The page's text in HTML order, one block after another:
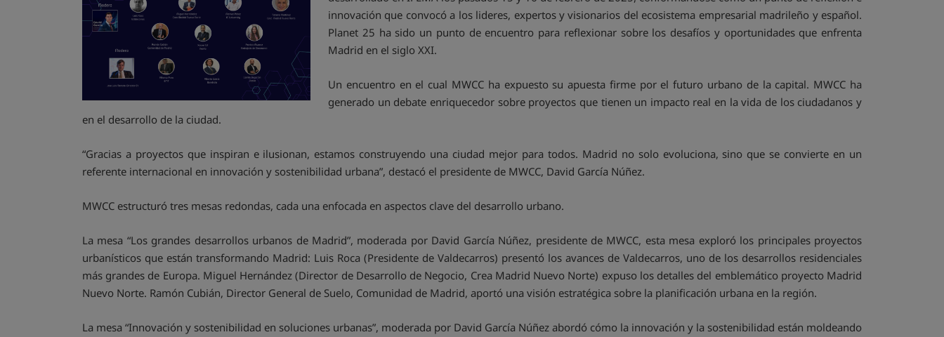
innovación que convocó a los lideres, expertos y visionarios del ecosistema empresarial madrileño y español.
Planet 25 ha sido un punto de encuentro para reflexionar sobre los desafíos y oportunidades que enfrenta
Madrid en el siglo XXI.
Un encuentro en el cual MWCC ha expuesto su apuesta firme por el futuro urbano de la capital. MWCC ha
generado un debate enriquecedor sobre proyectos que tienen un impacto real en la vida de los ciudadanos y
en el desarrollo de la ciudad.
“Gracias a proyectos que inspiran e ilusionan, estamos construyendo una ciudad mejor para todos. Madrid no solo evoluciona, sino que se convierte en un
referente internacional en innovación y sostenibilidad urbana”, destacó el presidente de MWCC, David García Núñez.
MWCC estructuró tres mesas redondas, cada una enfocada en aspectos clave del desarrollo urbano.
La mesa “Los grandes desarrollos urbanos de Madrid”, moderada por David García Núñez, presidente de MWCC, esta mesa exploró los principales proyectos
urbanísticos que están transformando Madrid: Luis Roca (Presidente de Valdecarros) presentó los avances de Valdecarros, uno de los desarrollos residenciales
más grandes de Europa. Miguel Hernández (Director de Desarrollo de Negocio, Crea Madrid Nuevo Norte) expuso los detalles del emblemático proyecto Madrid
Nuevo Norte. Ramón Cubián, Director General de Suelo, Comunidad de Madrid, aportó una visión estratégica sobre la planificación urbana en la región.
La mesa “Innovación y sostenibilidad en soluciones urbanas”, moderada por David García Núñez abordó cómo la innovación y la sostenibilidad están moldeando